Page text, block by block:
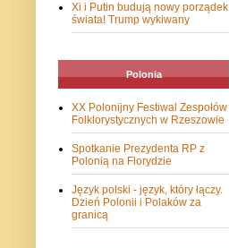
Xi i Putin budują nowy porządek
świata! Trump wykiwany
Polonia
XX Polonijny Festiwal Zespołów
Folklorystycznych w Rzeszowie
Spotkanie Prezydenta RP z
Polonią na Florydzie
Język polski - język, który łączy.
Dzień Polonii i Polaków za
granicą